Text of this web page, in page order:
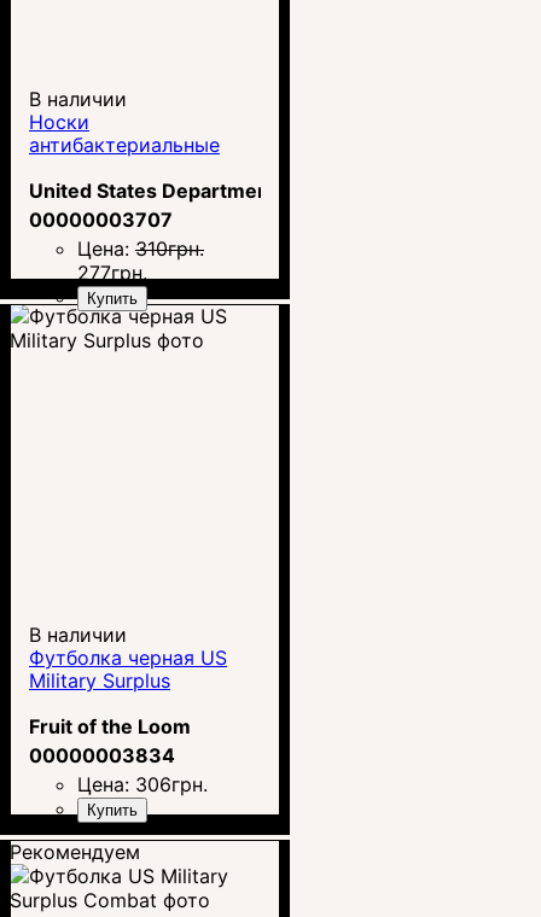
В наличии
Носки
антибактериальные
United States Department of the Army
00000003707
Цена: 310грн.
277грн.
Купить
В наличии
Футболка черная US
Military Surplus
Fruit of the Loom
00000003834
Цена: 306грн.
Купить
Рекомендуем